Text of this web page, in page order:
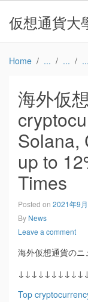
仮想通貨大
Home
海外仮
Solana,
up to
Times
Posted on 2021年9
By News
Leave a comment
海外仮想通貨のニ
Top